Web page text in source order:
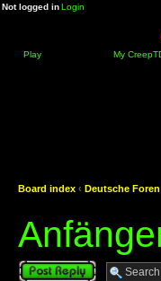
Not logged inLogin
Play My
Board index ‹ Deutsche Foren
Post a reply